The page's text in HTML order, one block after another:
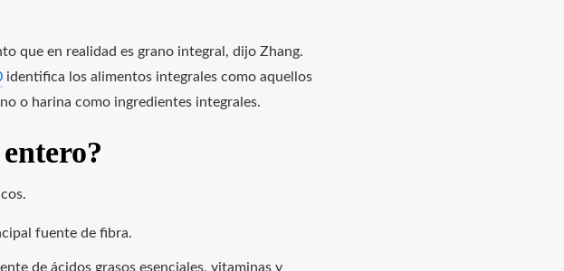
que en realidad es grano integral, dijo Zhang.
identifica los alimentos integrales como aquellos
o harina como ingredientes integrales.
fuente de fibra.
de ácidos grasos esenciales, vitaminas y